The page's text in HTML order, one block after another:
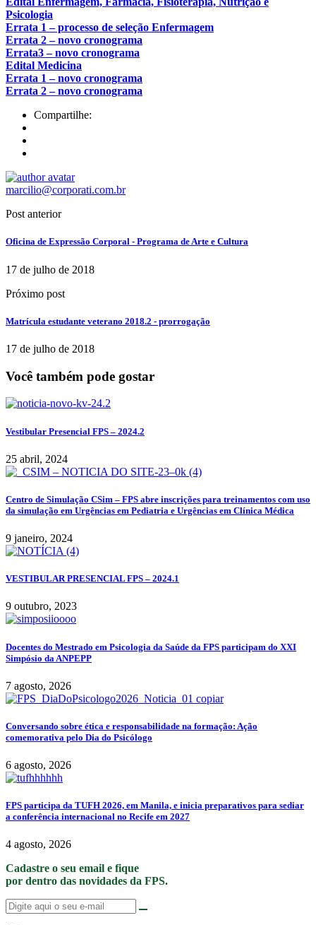
Psicologia
Errata 1 – processo de seleção Enfermagem
Errata 2 – novo cronograma
Errata3 – novo cronograma
Edital Medicina
Errata 1 – novo cronograma
Errata 2 – novo cronograma
Compartilhe:
marcilio@corporati.com.br
Post anterior
Oficina de Expressão Corporal - Programa de Arte e Cultura
17 de julho de 2018
Próximo post
Matrícula estudante veterano 2018.2 - prorrogação
17 de julho de 2018
Você também pode gostar
Vestibular Presencial FPS – 2024.2
25 abril, 2024
Centro de Simulação CSim – FPS abre inscrições para treinamentos com uso
da simulação em Urgências em Pediatria e Urgências em Clínica Médica
9 janeiro, 2024
VESTIBULAR PRESENCIAL FPS – 2024.1
9 outubro, 2023
Docentes do Mestrado em Psicologia da Saúde da FPS participam do XXI
Simpósio da ANPEPP
7 agosto, 2026
Conversando sobre ética e responsabilidade na formação: Ação
comemorativa pelo Dia do Psicólogo
6 agosto, 2026
FPS participa da TUFH 2026, em Manila, e inicia preparativos para sediar
a conferência internacional no Recife em 2027
4 agosto, 2026
Cadastre o seu email e fique
por dentro das novidades da FPS.